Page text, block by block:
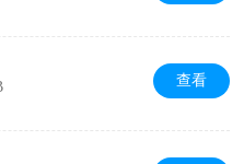
查看